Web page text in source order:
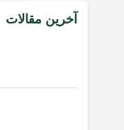
آخرین مقالات